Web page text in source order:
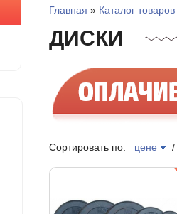
Главная » Каталог товаров
ДИСКИ
Сортировать по: цене